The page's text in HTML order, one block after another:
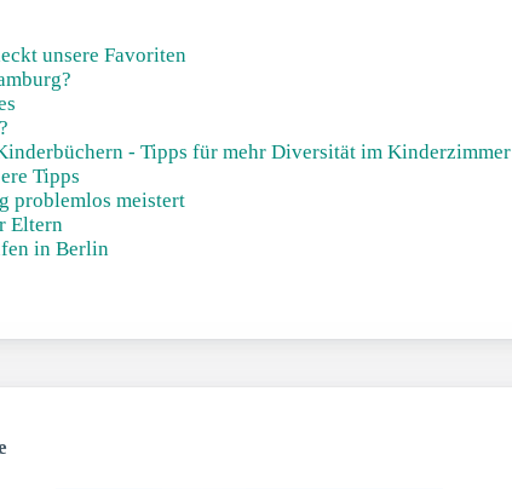
unsere Favoriten
- Tipps für mehr Diversität im Kinderzimmer
Tipps
problemlos meistert
Eltern
in Berlin